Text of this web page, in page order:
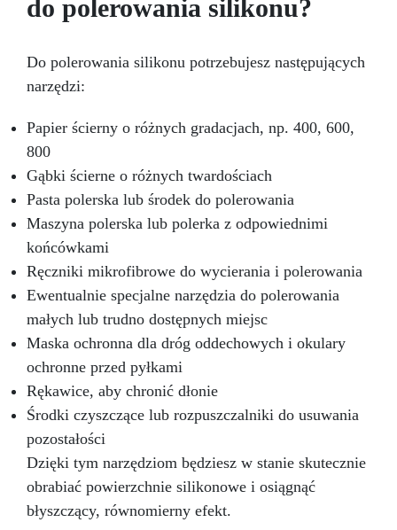
do polerowania silikonu?
Do polerowania silikonu potrzebujesz następujących
narzędzi:
Papier ścierny o różnych gradacjach, np. 400, 600,
800
Gąbki ścierne o różnych twardościach
Pasta polerska lub środek do polerowania
Maszyna polerska lub polerka z odpowiednimi
końcówkami
Ręczniki mikrofibrowe do wycierania i polerowania
Ewentualnie specjalne narzędzia do polerowania
małych lub trudno dostępnych miejsc
Maska ochronna dla dróg oddechowych i okulary
ochronne przed pyłkami
Rękawice, aby chronić dłonie
Środki czyszczące lub rozpuszczalniki do usuwania
pozostałości
Dzięki tym narzędziom będziesz w stanie skutecznie
obrabiać powierzchnie silikonowe i osiągnąć
błyszczący, równomierny efekt.